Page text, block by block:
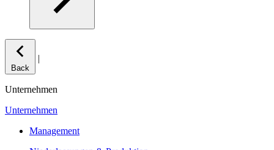
Back
|
Unternehmen
Unternehmen
Management